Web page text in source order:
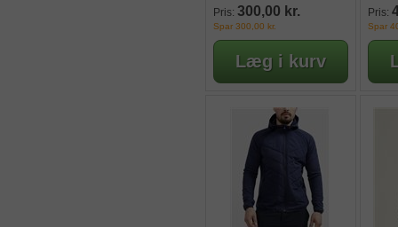
Pris: 300,00 kr.
Spar 300,00 kr.
Pris:
Spar